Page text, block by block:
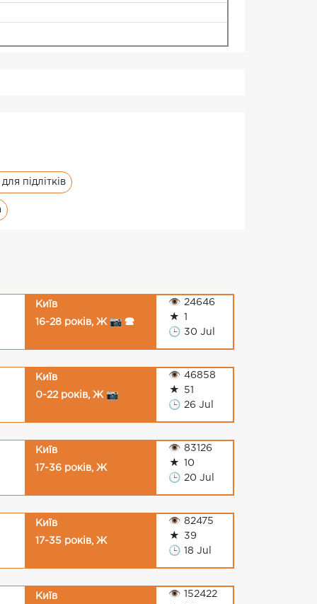
підлітків
Київ
16-28 років, Ж 📷 🕿
👁 24646
★
1
🕒 30 Jul
Київ
0-22 років, Ж 📷
👁 46858
★
51
🕒 26 Jul
Київ
17-36 років, Ж
👁 83126
★
10
🕒 20 Jul
Київ
17-35 років, Ж
👁 82475
★
39
🕒 18 Jul
Київ 👁 152422